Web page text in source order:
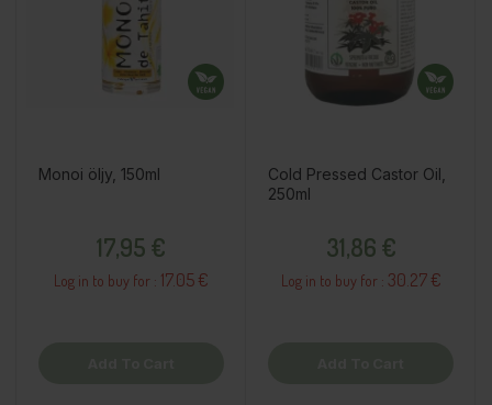
Monoi öljy, 150ml
17,95 €
Log in to buy for : 17.05 €
Cold Pressed Castor Oil,
250ml
31,86 €
Log in to buy for : 30.27 €